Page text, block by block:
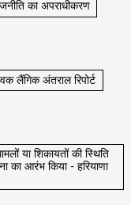
का अपराधीकरण
लैंगिक अंतराल रिपोर्ट
या शिकायतों की स्थिति
का आरंभ किया - हरियाणा